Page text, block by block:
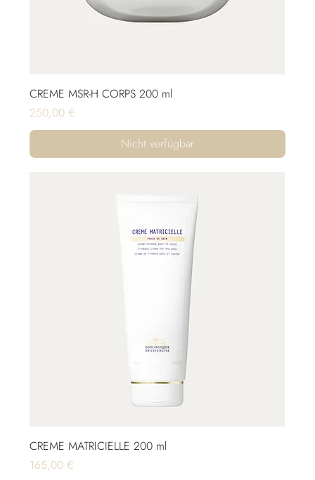
CREME MSR-H CORPS 200 ml
Preis
250,00 €
Nicht verfügbar
CREME MATRICIELLE 200 ml
Preis
165,00 €